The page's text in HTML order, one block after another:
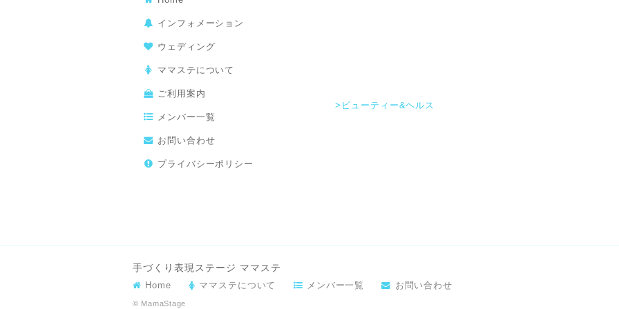
>ビューティー&ヘルス
インフォメーション
ウェディング
ママステについて
ご利用案内
メンバー一覧
お問い合わせ
プライバシーポリシー
手づくり表現ステージ ママステ
Home ママステについて メンバー一覧 お問い合わせ
© MamaStage